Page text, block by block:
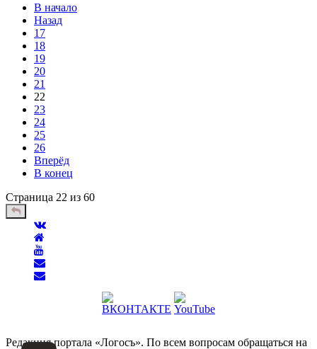
В начало
Назад
17
18
19
20
21
22
23
24
25
26
Вперёд
В конец
Страница 22 из 60
Редакция портала «Логосъ». По всем вопросам обращаться на